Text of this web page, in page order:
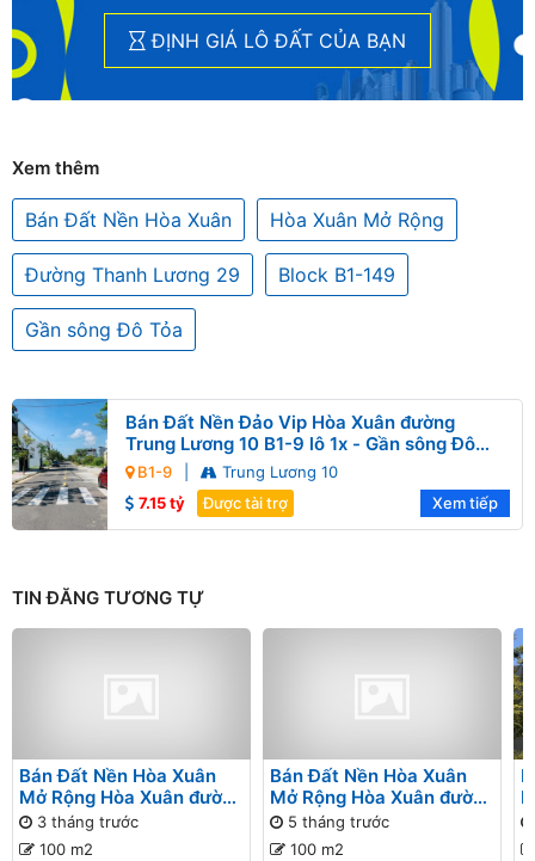
ĐỊNH GIÁ LÔ ĐẤT CỦA BẠN
Xem thêm
Bán Đất Nền Hòa Xuân Hòa Xuân Mở Rộng
Đường Thanh Lương 29 Block B1-149
Gần sông Đô Tỏa
Bán Đất Nền Đảo Vip Hòa Xuân đường
Trung Lương 10 B1-9 lô 1x - Gần sông Đô
Tỏa
B1-9
Trung Lương 10
7.15 tỷ
Được tài trợ Xem tiếp
TIN ĐĂNG TƯƠNG TỰ
Bán Đất Nền Hòa Xuân
Mở Rộng Hòa Xuân đường
Cồn Dầu 22 B1-80 lô 10x
3 tháng trước
100 m2
Bán Đất Nền Hòa Xuân
Mở Rộng Hòa Xuân đường
Thanh Lương 28 B1-120
lô 2x - Gần sông Đô Tỏa
5 tháng trước
100 m2